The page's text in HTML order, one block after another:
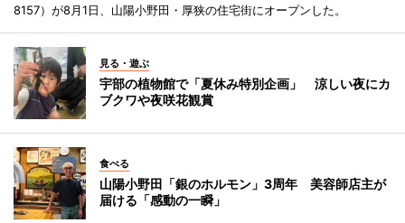
8157）が8月1日、山陽小野田・厚狭の住宅街にオープンした。
見る・遊ぶ
宇部の植物館で「夏休み特別企画」 涼しい夜にカ
ブクワや夜咲花観賞
食べる
山陽小野田「銀のホルモン」3周年 美容師店主が
届ける「感動の一瞬」